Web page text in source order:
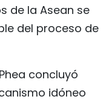
de la Asean se
del proceso de
concluyó
idóneo